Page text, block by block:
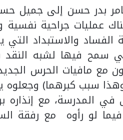
بدر حسن إلى جميل
عمليات جراحية
والاستبداد التي
سمح فيها لشبه
مع مافيات الحرس
سبب كبرهما)
في المدرسة، مع إنذاره
فيما لو رأوه مع رفقة